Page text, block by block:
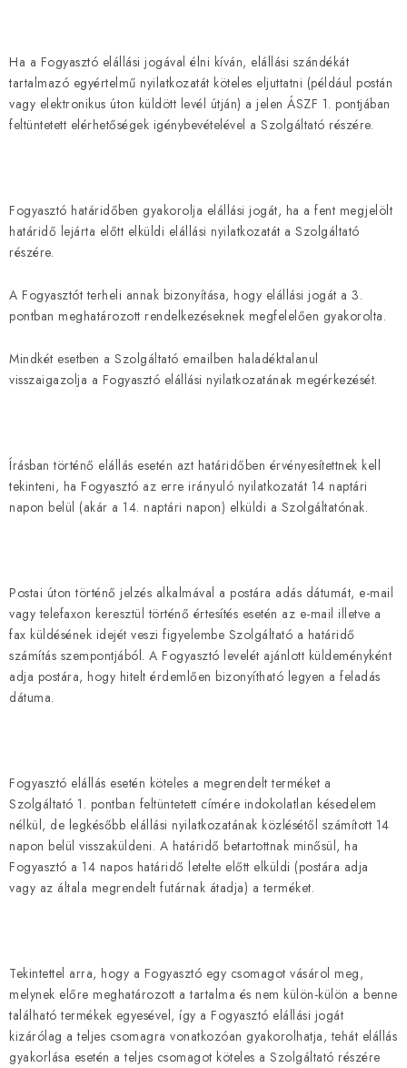
Ha a Fogyasztó elállási jogával élni kíván, elállási szándékát
tartalmazó egyértelmű nyilatkozatát köteles eljuttatni (például postán
vagy elektronikus úton küldött levél útján) a jelen ÁSZF 1. pontjában
feltüntetett elérhetőségek igénybevételével a Szolgáltató részére.
Fogyasztó határidőben gyakorolja elállási jogát, ha a fent megjelölt
határidő lejárta előtt elküldi elállási nyilatkozatát a Szolgáltató
részére.
A Fogyasztót terheli annak bizonyítása, hogy elállási jogát a 3.
pontban meghatározott rendelkezéseknek megfelelően gyakorolta.
Mindkét esetben a Szolgáltató emailben haladéktalanul
visszaigazolja a Fogyasztó elállási nyilatkozatának megérkezését.
Írásban történő elállás esetén azt határidőben érvényesítettnek kell
tekinteni, ha Fogyasztó az erre irányuló nyilatkozatát 14 naptári
napon belül (akár a 14. naptári napon) elküldi a Szolgáltatónak.
Postai úton történő jelzés alkalmával a postára adás dátumát, e-mail
vagy telefaxon keresztül történő értesítés esetén az e-mail illetve a
fax küldésének idejét veszi figyelembe Szolgáltató a határidő
számítás szempontjából. A Fogyasztó levelét ajánlott küldeményként
adja postára, hogy hitelt érdemlően bizonyítható legyen a feladás
dátuma.
Fogyasztó elállás esetén köteles a megrendelt terméket a
Szolgáltató 1. pontban feltüntetett címére indokolatlan késedelem
nélkül, de legkésőbb elállási nyilatkozatának közlésétől számított 14
napon belül visszaküldeni. A határidő betartottnak minősül, ha
Fogyasztó a 14 napos határidő letelte előtt elküldi (postára adja
vagy az általa megrendelt futárnak átadja) a terméket.
Tekintettel arra, hogy a Fogyasztó egy csomagot vásárol meg,
melynek előre meghatározott a tartalma és nem külön-külön a benne
található termékek egyesével, így a Fogyasztó elállási jogát
kizárólag a teljes csomagra vonatkozóan gyakorolhatja, tehát elállás
gyakorlása esetén a teljes csomagot köteles a Szolgáltató részére